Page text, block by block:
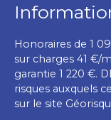
Honoraires de 1
sur charges 41 €/
garantie 1 220 €.
risques auxquels
sur le site